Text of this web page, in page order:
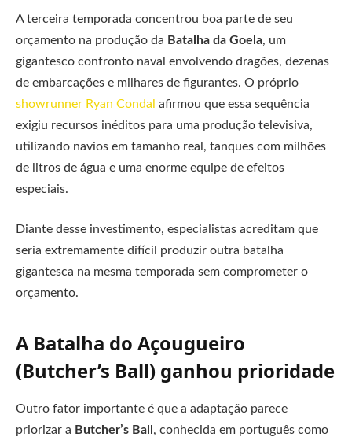
A terceira temporada concentrou boa parte de seu
orçamento na produção da Batalha da Goela, um
gigantesco confronto naval envolvendo dragões, dezenas
de embarcações e milhares de figurantes. O próprio
showrunner Ryan Condal afirmou que essa sequência
exigiu recursos inéditos para uma produção televisiva,
utilizando navios em tamanho real, tanques com milhões
de litros de água e uma enorme equipe de efeitos
especiais.
Diante desse investimento, especialistas acreditam que
seria extremamente difícil produzir outra batalha
gigantesca na mesma temporada sem comprometer o
orçamento.
A Batalha do Açougueiro
(Butcher’s Ball) ganhou prioridade
Outro fator importante é que a adaptação parece
priorizar a Butcher’s Ball , conhecida em português como